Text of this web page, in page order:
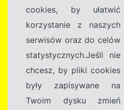
cookies, by ułatwić
korzystanie z naszych
serwisów oraz do celów
statystycznych.Jeśli nie
chcesz, by pliki cookies
były zapisywane na
Twoim dysku zmień